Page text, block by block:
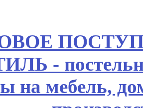
-
на мебель,